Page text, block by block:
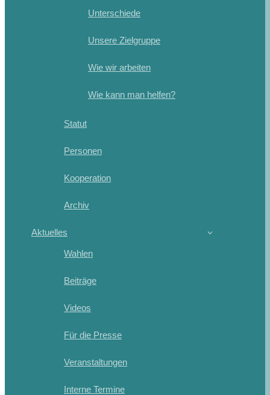
Unterschiede
Unsere Zielgruppe
Wie wir arbeiten
Wie kann man helfen?
Statut
Personen
Kooperation
Archiv
Aktuelles
Wahlen
Beiträge
Videos
Für die Presse
Veranstaltungen
Interne Termine